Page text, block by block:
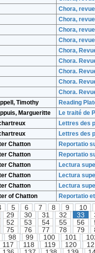
Chora,
Chora,
Chora,
Chora,
Chora,
Chora.
Chora.
Chora.
Chora.
Timothy Reading
Margueritte Le traité de
Lettres des
Lettres des
Chatton Reportatio
Chatton Reportatio
Chatton Lectura
Chatton Lectura
Chatton Lectura
of Chatton Reportatio
5 6 7 8 9
10
29 30 31 32 33
52 53 54 55 56
75 76 77 78 79
98 99 100 101
117 118 119 120